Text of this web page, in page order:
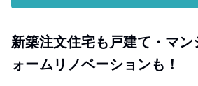
新築注文住宅も戸建て・マ
ォームリノベーションも！